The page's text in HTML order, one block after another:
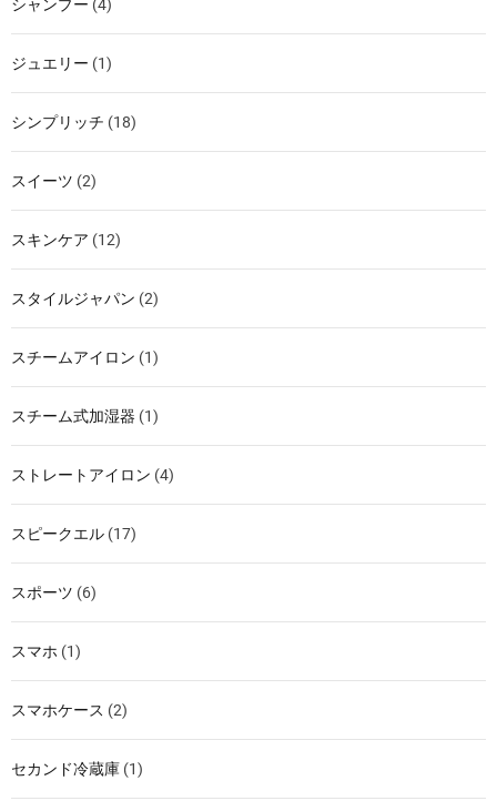
シャンプー (4)
ジュエリー (1)
シンプリッチ (18)
スイーツ (2)
スキンケア (12)
スタイルジャパン (2)
スチームアイロン (1)
スチーム式加湿器 (1)
ストレートアイロン (4)
スピークエル (17)
スポーツ (6)
スマホ (1)
スマホケース (2)
セカンド冷蔵庫 (1)